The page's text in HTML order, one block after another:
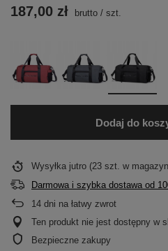
187,00 zł brutto / szt.
Dodaj do
Wysyłka jutro (23 szt. w
Darmowa i szybka dostawa od
14 dni na łatwy zwrot
Ten produkt nie jest dostępny w
Bezpieczne zakupy